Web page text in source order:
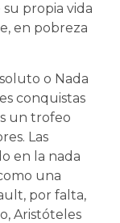
propia vida
en pobreza
o Nada
conquistas
un trofeo
Las
en la nada
una
por falta,
Aristóteles